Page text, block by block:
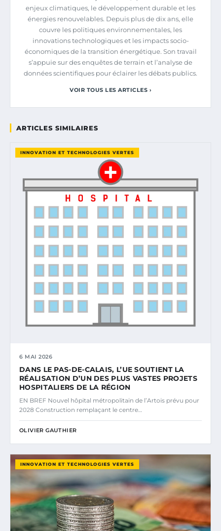
enjeux climatiques, le développement durable et les
énergies renouvelables. Depuis plus de dix ans, elle
couvre les politiques environnementales, les
innovations technologiques et les impacts socio-
économiques de la transition énergétique. Son travail
s’appuie sur des enquêtes de terrain et l’analyse de
données scientifiques pour éclairer les débats publics.
VOIR TOUS LES ARTICLES ›
ARTICLES SIMILAIRES
INNOVATION ET TECHNOLOGIES VERTES
6 MAI 2026
DANS LE PAS-DE-CALAIS, L’UE SOUTIENT LA
RÉALISATION D’UN DES PLUS VASTES PROJETS
HOSPITALIERS DE LA RÉGION
EN BREF Nouvel hôpital métropolitain de l’Artois prévu pour
2028 Construction remplaçant le centre…
OLIVIER GAUTHIER
INNOVATION ET TECHNOLOGIES VERTES